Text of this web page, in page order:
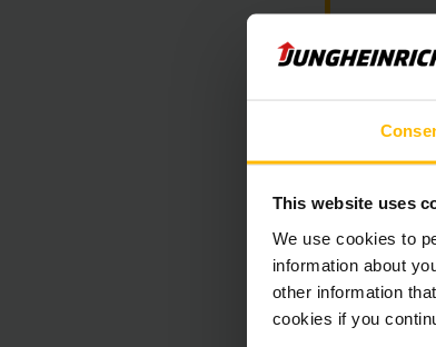
This website uses
We use cookies to
information about
other information
cookies if you